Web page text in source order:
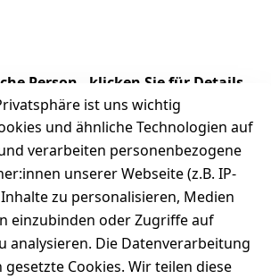
Person - klicken Sie für Details
ist uns wichtig
und ähnliche Technologien auf
verarbeiten personenbezogene
unserer Webseite (z.B. IP-
zu personalisieren, Medien
einzubinden oder Zugriffe auf
analysieren. Die Datenverarbeitung
Cookies. Wir teilen diese